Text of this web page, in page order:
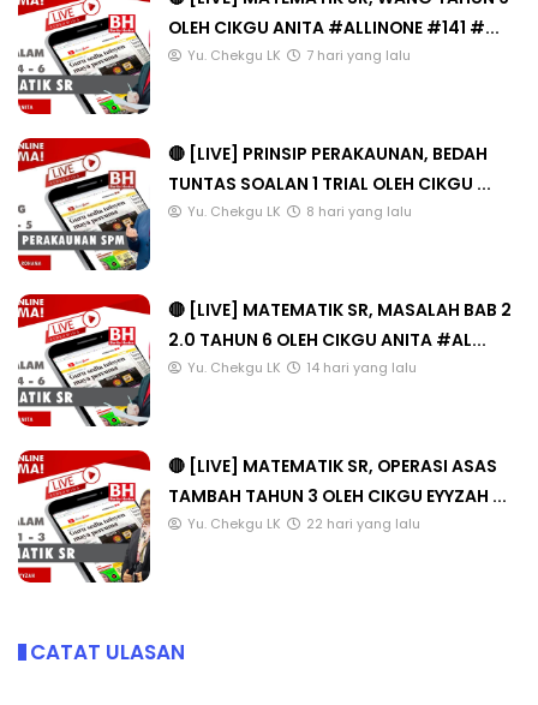
OLEH CIKGU ANITA #ALLINONE #141 #...
Yu. Chekgu LK 7 hari yang lalu
🔴 [LIVE] PRINSIP PERAKAUNAN, BEDAH
TUNTAS SOALAN 1 TRIAL OLEH CIKGU ...
Yu. Chekgu LK 8 hari yang lalu
🔴 [LIVE] MATEMATIK SR, MASALAH BAB 2
2.0 TAHUN 6 OLEH CIKGU ANITA #AL...
Yu. Chekgu LK 14 hari yang lalu
🔴 [LIVE] MATEMATIK SR, OPERASI ASAS
TAMBAH TAHUN 3 OLEH CIKGU EYYZAH ...
Yu. Chekgu LK 22 hari yang lalu
CATAT ULASAN